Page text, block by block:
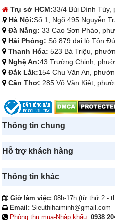
Trụ sở HCM:33/4 Bùi Đình Túy,
Hà Nội:Số 1, Ngõ 495 Nguyễn
Đà Nẵng: 33 Cao Sơn Pháo,
Hải Phòng: Số 879 đại lộ Tôn
Thanh Hóa: 523 Bà Triệu,
Nghệ An:43 Trường Chinh,
Đắk Lắk:154 Chu Văn An,
Cần Thơ: 285 Võ Văn Kiệt,
Thông tin chung
Hỗ trợ khách hàng
Thông tin khác
Giờ làm việc: 08h-17h (từ thứ 2 -
Email: Sieuthihaiminh@gmail.com
Phòng thu mua-Nhập khẩu: 0938